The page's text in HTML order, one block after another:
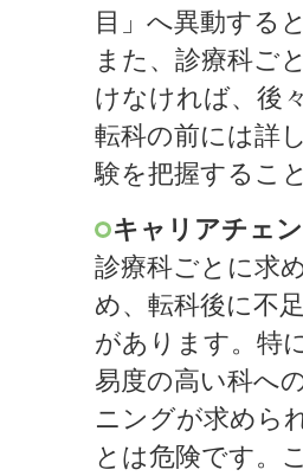
目」へ異動する
また、診療科ご
けなければ、後
転科の前には詳
験を把握するこ
キャリアチェ
診療科ごとに求
め、転科後に不
があります。特
易度の高い科へ
ニングが求めら
とは危険です。